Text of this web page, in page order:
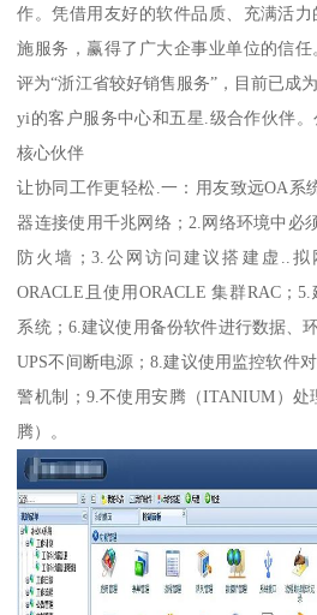
作。凭借用友好的软件品质、充满活
施服务，赢得了广大企事业单位的信
评为“浙江省较好销售服务”，目前已成
yi的客户服务中心和五星.级合作伙伴。
核心伙伴
让协同工作更轻松.一：用友致远OA系
器连接使用千兆网络；2.网络环境中必
防火墙；3.公网访问建议搭建虚..拟
ORACLE且使用ORACLE 集群RAC；
系统；6.建议使用备份软件进行数据、
UPS不间断电源；8.建议使用监控软件
警机制；9.不使用安腾（ITANIUM）处
腾）。